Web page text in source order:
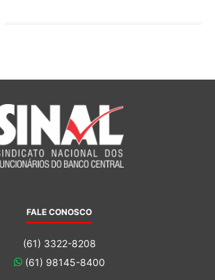
FALE CONOSCO
(61) 3322-8208
(61) 98145-8400